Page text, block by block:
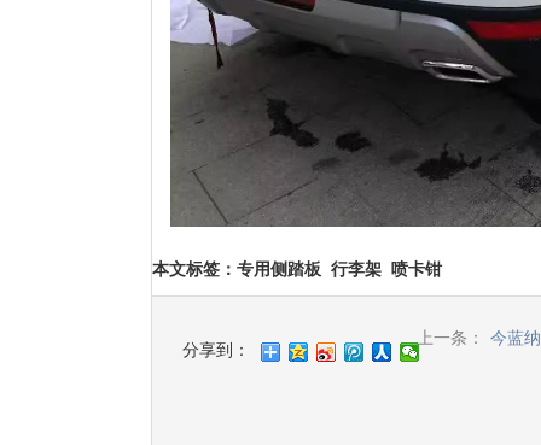
本文标签 ： 专用侧踏板 行李架 喷卡钳
分享到：
上一条： 今蓝